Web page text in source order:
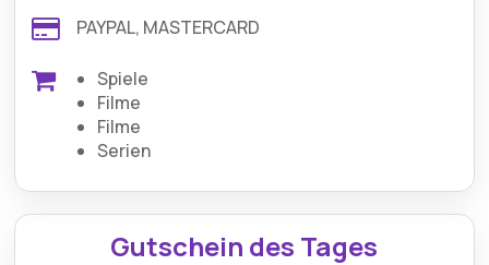
PAYPAL, MASTERCARD
Spiele
Filme
Filme
Serien
Gutschein des Tages